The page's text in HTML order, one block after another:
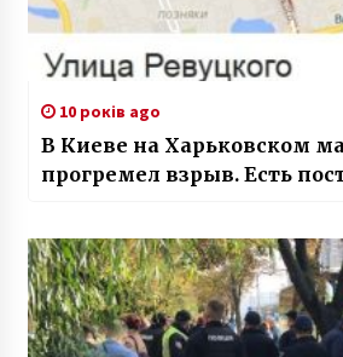
10 років ago
В Киеве на Харьковском
прогремел взрыв. Есть